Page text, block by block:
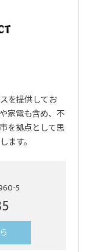
を提供してお
家電も含め、不
を拠点として思
ます。
5